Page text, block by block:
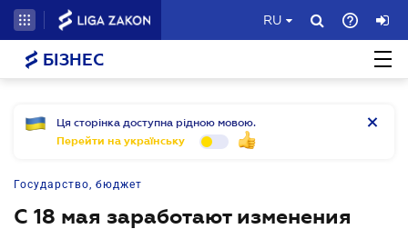
RU
БІЗНЕС
Ця сторінка доступна рідною мовою.
Перейти на українську
Государство, бюджет
С 18 мая заработают изменения